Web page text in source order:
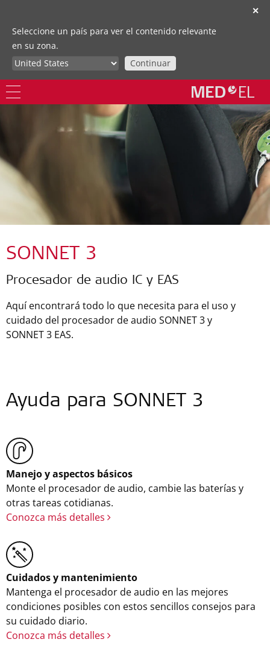
✕
Seleccione un país para ver el contenido relevante
en su zona.
Continuar
SONNET 3
Procesador de audio IC y EAS
Aquí encontrará todo lo que necesita para el uso y
cuidado del procesador de audio SONNET 3 y
SONNET 3 EAS.
Ayuda para SONNET 3
Manejo y aspectos básicos
Monte el procesador de audio, cambie las baterías y
otras tareas cotidianas.
Conozca más detalles
Cuidados y mantenimiento
Mantenga el procesador de audio en las mejores
condiciones posibles con estos sencillos consejos para
su cuidado diario.
Conozca más detalles